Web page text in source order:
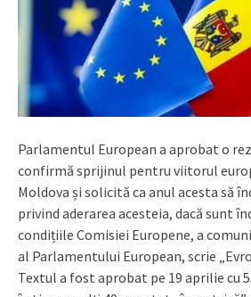
Parlamentul European a aprobat o
confirmă sprijinul pentru viitorul
Moldova și solicită ca anul acesta să
privind aderarea acesteia, dacă sunt
condițiile Comisiei Europene, a
al Parlamentului European, scrie
Textul a fost aprobat pe 19 aprilie cu